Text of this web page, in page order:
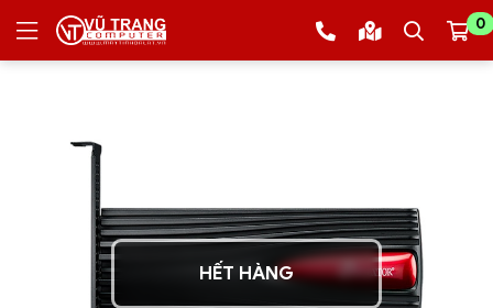
0
HẾT HÀNG